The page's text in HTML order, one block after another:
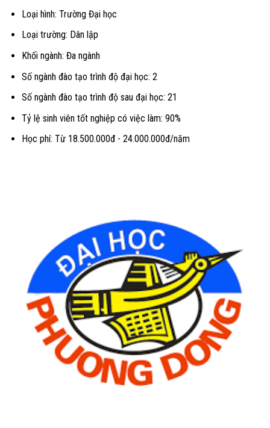
Loại hình: Trường Đại học
Loại trường: Dân lập
Khối ngành: Đa ngành
Số ngành đào tạo trình độ đại học: 2
Số ngành đào tạo trình độ sau đại học: 21
Tỷ lệ sinh viên tốt nghiệp có việc làm: 90%
Học phí: Từ 18.500.000đ - 24.000.000đ/năm